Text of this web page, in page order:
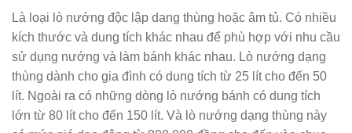
Là loại lò nướng độc lập dang thùng hoặc âm tủ. Có nhiều
kích thước và dung tích khác nhau để phù hợp với nhu cầu
sử dụng nướng và làm bánh khác nhau. Lò nướng dạng
thùng dành cho gia đình có dung tích từ 25 lít cho đến 50
lít. Ngoài ra có những dòng lò nướng bánh có dung tích
lớn từ 80 lít cho đến 150 lít. Và lò nướng dạng thùng này